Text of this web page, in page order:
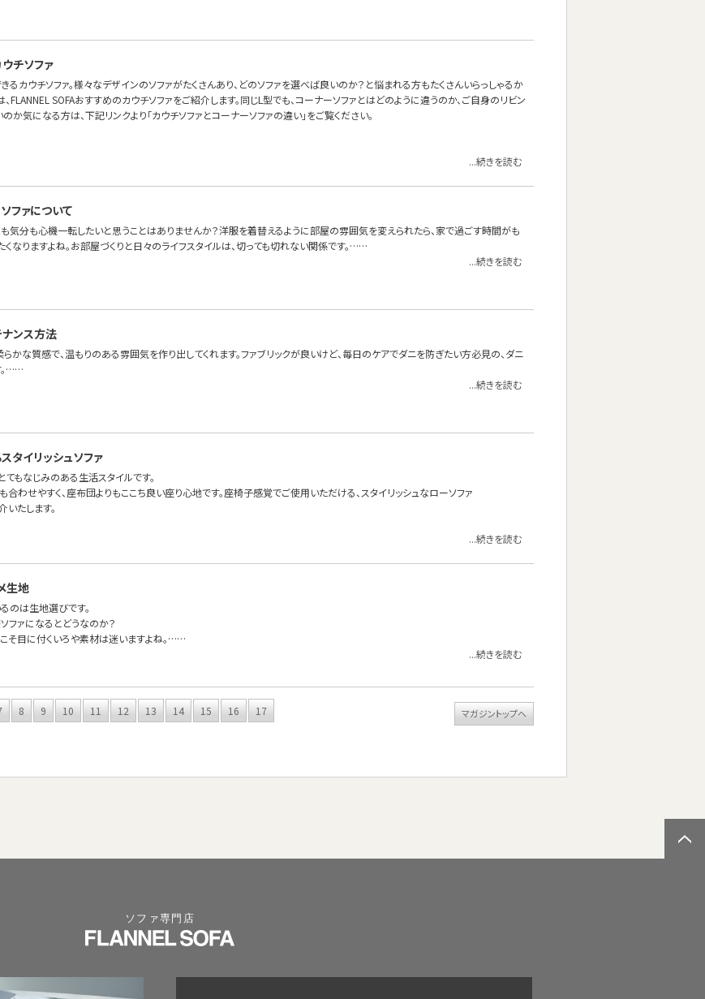
チソファ
きるカウチソファ。様々なデザインのソファがたくさんあり、どのソファを選べば良いのか？と悩まれる方もたくさんいらっしゃるか
、FLANNEL SOFAおすすめのカウチソファをご紹介します。同じL型でも、コーナーソファとはどのように違うのか、ご自身のリビン
か気になる方は、下記リンクより「カウチソファとコーナーソファの違い」をご覧ください。
...続きを読む
ファについて
気分も心機一転したいと思うことはありませんか？洋服を着替えるように部屋の雰囲気を変えられたら、家で過ごす時間がも
くなりますよね。お部屋づくりと日々のライフスタイルは、切っても切れない関係です。……
...続きを読む
ナンス方法
らかな質感で、温もりのある雰囲気を作り出してくれます。ファブリックが良いけど、毎日のケアでダニを防ぎたい方必見の、ダニ
。……
...続きを読む
タイリッシュソファ
てもなじみのある生活スタイルです。
合わせやすく、座布団よりもここち良い座り心地です。座椅子感覚でご使用いただける、スタイリッシュなローソファ
たします。
...続きを読む
生地
のは生地選びです。
ファになるとどうなのか？
そ目に付くいろや素材は迷いますよね。……
...続きを読む
8 9 10 11 12 13 14 15 16
17
マガジントップへ
ソファ専門店